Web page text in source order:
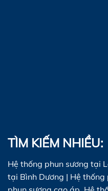
TÌM KIẾM NHIỀU:
Hệ thống phun sương tại
tại Bình Dương | Hệ thống